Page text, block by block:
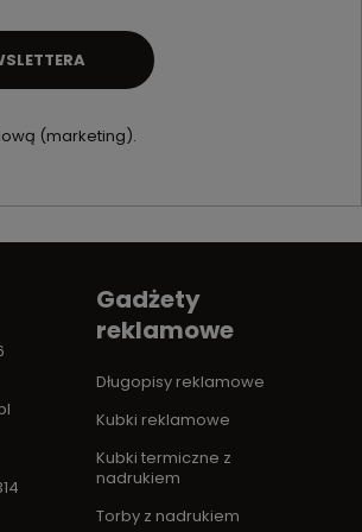
(marketing).
Gadżety
reklamowe
Długopisy reklamowe
Kubki reklamowe
Kubki termiczne z
nadrukiem
Torby z nadrukiem